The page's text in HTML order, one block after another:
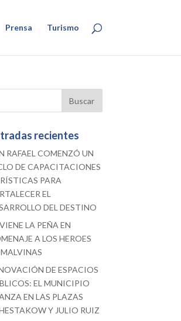
Prensa Turismo
recientes
RAFAEL COMENZÓ UN
DE CAPACITACIONES
PARA
EL
DEL DESTINO
LA PEÑA EN
A LOS HEROES
DE ESPACIOS
EL MUNICIPIO
EN LAS PLAZAS
Y JULIO RUIZ